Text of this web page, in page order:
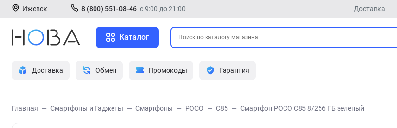
Ижевск 8 (800) 551-08-46 с 9:00 до 21:00 Доставка
Каталог
Доставка Обмен Промокоды Гарантия
Главная Смартфоны и Гаджеты Смартфоны POCO C85 Смартфон POCO C85 8/256 ГБ зеленый